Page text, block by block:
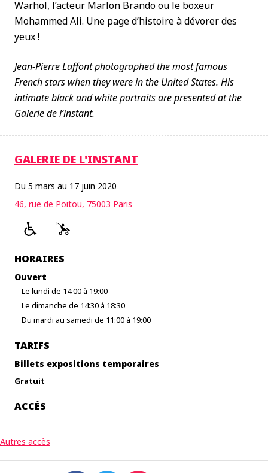
Warhol, l’acteur Marlon Brando ou le boxeur
Mohammed Ali. Une page d’histoire à dévorer des
yeux !
Jean-Pierre Laffont photographed the most famous
French stars when they were in the United States. His
intimate black and white portraits are presented at the
Galerie de l’instant.
GALERIE DE L'INSTANT
Du 5 mars au 17 juin 2020
46, rue de Poitou, 75003 Paris
HORAIRES
Ouvert
Le lundi de 14:00 à 19:00
Le dimanche de 14:30 à 18:30
Du mardi au samedi de 11:00 à 19:00
TARIFS
Billets expositions temporaires
Gratuit
ACCÈS
Autres accès